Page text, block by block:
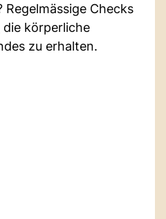
Checks
die körperliche
zu erhalten.